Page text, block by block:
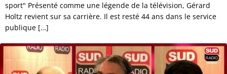
sport" Présenté comme une légende de la télévision, Gérard
Holtz revient sur sa carrière. Il est resté 44 ans dans le service
publique […]